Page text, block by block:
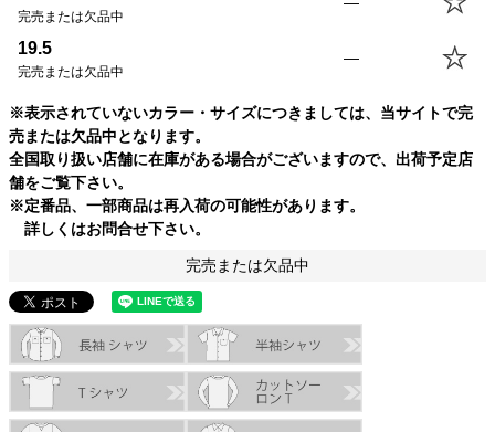
完売または欠品中
19.5
完売または欠品中
—
※表示されていないカラー・サイズにつきましては、当サイトで完
売または欠品中となります。
全国取り扱い店舗に在庫がある場合がございますので、出荷予定店
舗をご覧下さい。
※定番品、一部商品は再入荷の可能性があります。
詳しくはお問合せ下さい。
完売または欠品中